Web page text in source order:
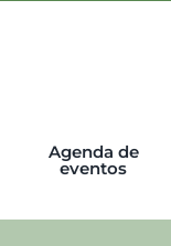
Agenda de
eventos